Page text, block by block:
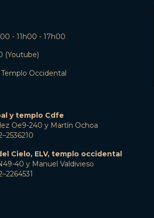
- 11h00 - 17h00
(Youtube)
Occidental
y templo Cdfe
Oe9-240 y Martín Ochoa
Cielo, ELV, templo occidental
40 y Manuel Valdivieso